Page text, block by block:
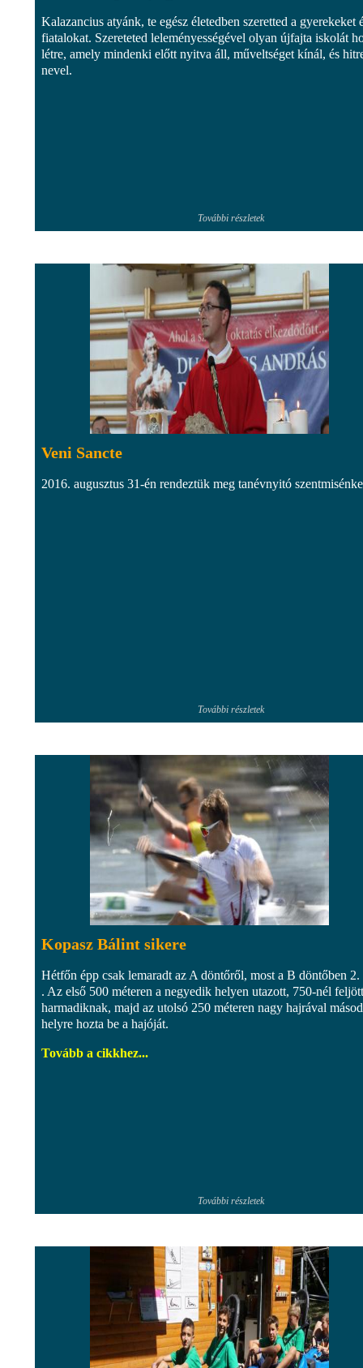
Kalazancius atyánk, te egész életedben szeretted a gyerekeket
fiatalokat. Szereteted leleményességével olyan újfajta iskolát
létre, amely mindenki előtt nyitva áll, műveltséget kínál, és
nevel.
További részletek
Veni Sancte
2016. augusztus 31-én rendeztük meg tanévnyitó
További részletek
Kopasz Bálint sikere
Hétfőn épp csak lemaradt az A döntőről, most a B döntőben 2.
. Az első 500 méteren a negyedik helyen utazott, 750-nél feljött
harmadiknak, majd az utolsó 250 méteren nagy hajrával
helyre hozta be a hajóját.
Tovább a cikkhez...
További részletek